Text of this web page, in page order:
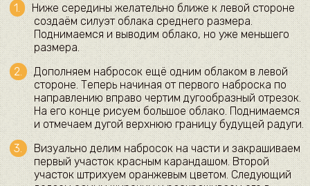
Ниже середины желательно ближе к левой стороне
создаём силуэт облака среднего размера.
Поднимаемся и выводим облако, но уже меньшего
размера.
Дополняем набросок ещё одним облаком в левой
стороне. Теперь начиная от первого наброска по
направлению вправо чертим дугообразный отрезок.
На его конце рисуем большое облако. Поднимаемся
и отмечаем дугой верхнюю границу будущей радуги.
Визуально делим набросок на части и закрашиваем
первый участок красным карандашом. Второй
участок штрихуем оранжевым цветом. Следующий